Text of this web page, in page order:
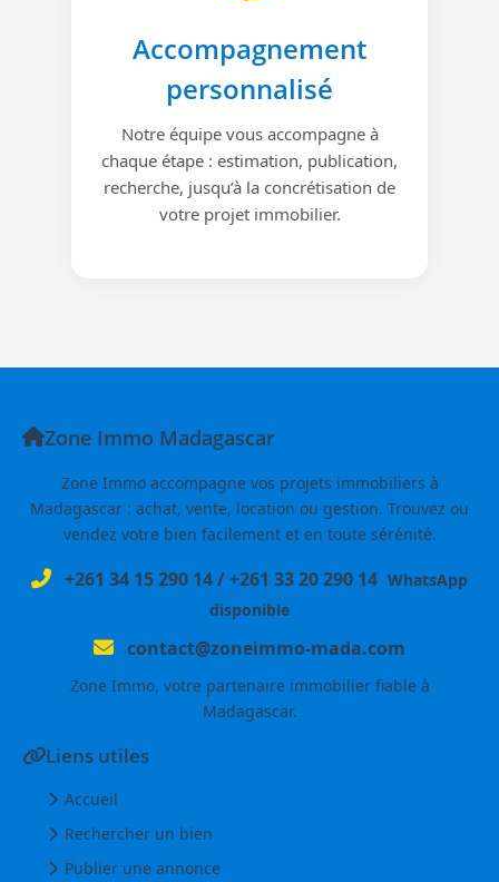
Accompagnement
personnalisé
Notre équipe vous accompagne à
chaque étape : estimation, publication,
recherche, jusqu’à la concrétisation de
votre projet immobilier.
Zone Immo Madagascar
Zone Immo accompagne vos projets immobiliers à
Madagascar : achat, vente, location ou gestion. Trouvez ou
vendez votre bien facilement et en toute sérénité.
+261 34 15 290 14/+261 33 20 290 14 WhatsApp
disponible
contact@zoneimmo-mada.com
Zone Immo, votre partenaire immobilier fiable à
Madagascar.
Liens utiles
Accueil
Rechercher un bien
Publier une annonce